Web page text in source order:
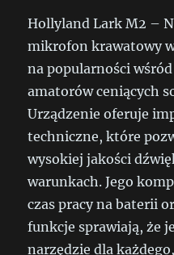
Hollyland Lark M2 –
mikrofon krawatowy
na popularności
amatorów ceniących
Urządzenie oferuje
techniczne, które
wysokiej jakości
warunkach. Jego
czas pracy na baterii
funkcje sprawiają, że
narzędzie dla